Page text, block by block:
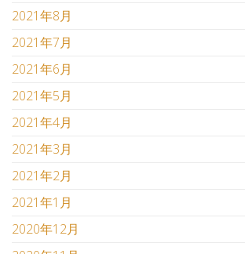
2021年8月
2021年7月
2021年6月
2021年5月
2021年4月
2021年3月
2021年2月
2021年1月
2020年12月